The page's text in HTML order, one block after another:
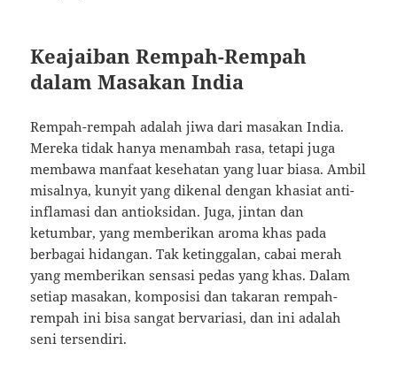
Keajaiban Rempah-Rempah
dalam Masakan India
Rempah-rempah adalah jiwa dari masakan India.
Mereka tidak hanya menambah rasa, tetapi juga
membawa manfaat kesehatan yang luar biasa. Ambil
misalnya, kunyit yang dikenal dengan khasiat anti-
inflamasi dan antioksidan. Juga, jintan dan
ketumbar, yang memberikan aroma khas pada
berbagai hidangan. Tak ketinggalan, cabai merah
yang memberikan sensasi pedas yang khas. Dalam
setiap masakan, komposisi dan takaran rempah-
rempah ini bisa sangat bervariasi, dan ini adalah
seni tersendiri.